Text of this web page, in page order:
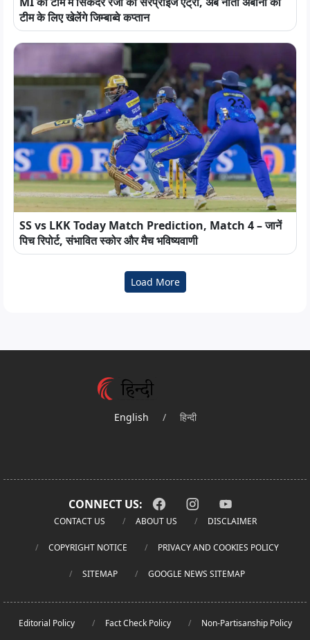
टीम के लिए खेलेंगे जिम्बाब्वे कप्तान
SS vs LKK Today Match Prediction, Match 4 – जानें
पिच रिपोर्ट, संभावित स्कोर और मैच भविष्यवाणी
Load More
English / हिन्दी
CONNECT US:
CONTACT US ABOUT US DISCLAIMER
COPYRIGHT NOTICE PRIVACY AND COOKIES POLICY
SITEMAP GOOGLE NEWS SITEMAP
Editorial Policy Fact Check Policy Non-Partisanship Policy